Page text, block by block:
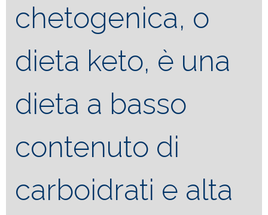
chetogenica, o
dieta keto, è una
dieta a basso
contenuto di
carboidrati e alta